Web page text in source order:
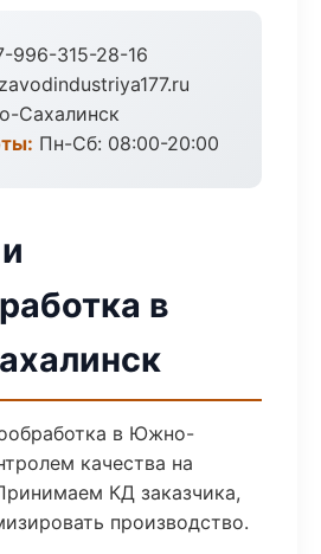
996-315-28-16
Сахалинск
Пн-Сб: 08:00-20:00
в
в Южно-
качества на
КД заказчика,
производство.